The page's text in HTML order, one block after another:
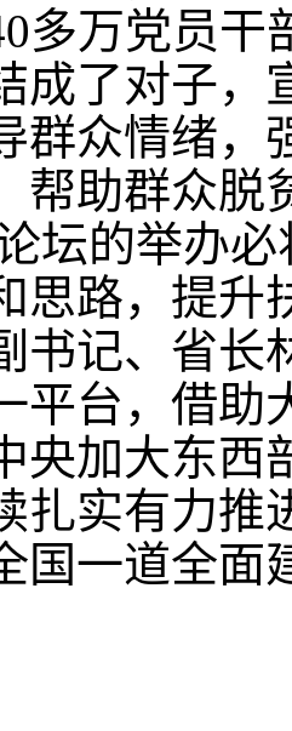
多万党员干
成了对子，
群众情绪，
帮助群众脱
坛的举办
思路，提升
书记、省长
平台，借助
央加大东西
扎实有力推
国一道全面